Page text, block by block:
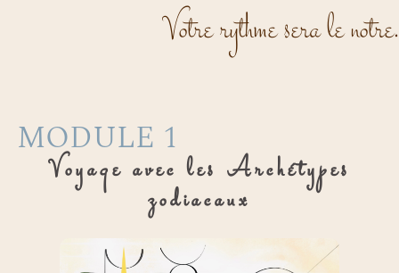
Votre rythme sera le notre.
MODULE 1
Voyage avec les Archétypes
zodiacaux